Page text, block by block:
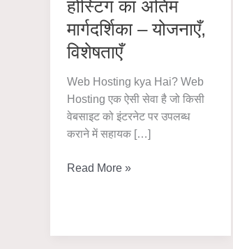
होस्टिंग का अंतिम
मार्गदर्शिका – योजनाएँ,
विशेषताएँ
Web Hosting kya Hai? Web
Hosting एक ऐसी सेवा है जो किसी
वेबसाइट को इंटरनेट पर उपलब्ध
कराने में सहायक […]
भारत
होस्टिंग
Read More »